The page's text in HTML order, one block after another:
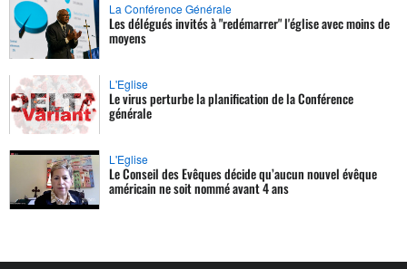
La Conférence Générale
Les délégués invités à "redémarrer" l'église avec moins de
moyens
L'Eglise
Le virus perturbe la planification de la Conférence
générale
L'Eglise
Le Conseil des Evêques décide qu’aucun nouvel évêque
américain ne soit nommé avant 4 ans